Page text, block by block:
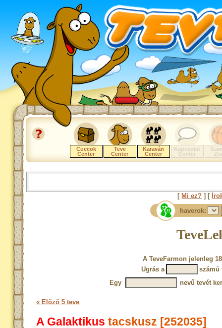
Cuccok
Center
Teve
Center
Karaván
Center
Kapcsolat
Center
[ Mi ez? ] [
haverok:
A TeveFarmon jelenleg
Ugrás a
számú
Egy
nevű tevét
« Előző 5 teve
A Galaktikus tacskusz [252035]